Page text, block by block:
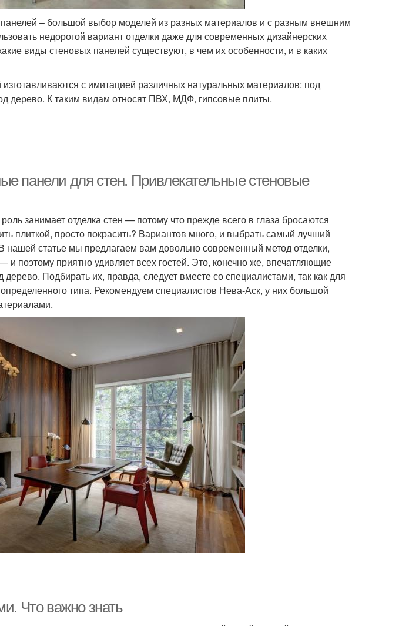
– большой выбор моделей из разных материалов и с разным внешним
недорогой вариант отделки даже для современных дизайнерских
виды стеновых панелей существуют, в чем их особенности, и в каких
с имитацией различных натуральных материалов: под
дерево. К таким видам относят ПВХ, МДФ, гипсовые плиты.
панели для стен. Привлекательные стеновые
занимает отделка стен — потому что прежде всего в глаза бросаются
плиткой, просто покрасить? Вариантов много, и выбрать самый лучший
нашей статье мы предлагаем вам довольно современный метод отделки,
и поэтому приятно удивляет всех гостей. Это, конечно же, впечатляющие
Подбирать их, правда, следует вместе со специалистами, так как для
типа. Рекомендуем специалистов Нева-Аск, у них большой
Что важно знать